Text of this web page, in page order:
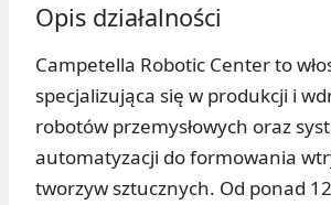
Opis działalności
Campetella Robotic Center to
specjalizująca się w produkcji i
robotów przemysłowych oraz
automatyzacji do formowania
tworzyw sztucznych. Od ponad